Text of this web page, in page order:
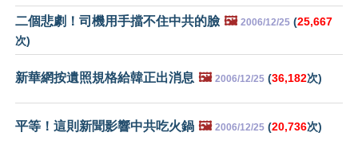
二個悲劇！司機用手擋不住中共的臉 🖼️ 2006/12/25 (25,667
次)
新華網按遺照規格給韓正出消息 🖼️ 2006/12/25 (36,182次)
平等！這則新聞影響中共吃火鍋 🖼️ 2006/12/25 (20,736次)